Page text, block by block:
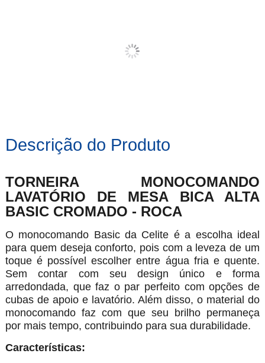
Descrição do Produto
TORNEIRA MONOCOMANDO
LAVATÓRIO DE MESA BICA ALTA
BASIC CROMADO - ROCA
O monocomando Basic da Celite é a escolha ideal
para quem deseja conforto, pois com a leveza de um
toque é possível escolher entre água fria e quente.
Sem contar com seu design único e forma
arredondada, que faz o par perfeito com opções de
cubas de apoio e lavatório. Além disso, o material do
monocomando faz com que seu brilho permaneça
por mais tempo, contribuindo para sua durabilidade.
Características: